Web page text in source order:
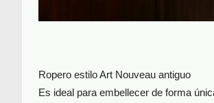
Ropero estilo Art Nouveau antiguo
Es ideal para embellecer de forma